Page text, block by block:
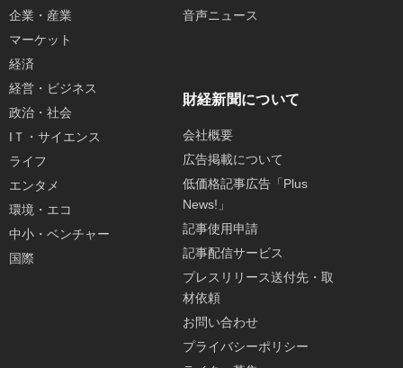
企業・産業
マーケット
経済
経営・ビジネス
政治・社会
IＴ・サイエンス
ライフ
エンタメ
環境・エコ
中小・ベンチャー
国際
音声ニュース
財経新聞について
会社概要
広告掲載について
低価格記事広告「Plus
News!」
記事使用申請
記事配信サービス
プレスリリース送付先・取
材依頼
お問い合わせ
プライバシーポリシー